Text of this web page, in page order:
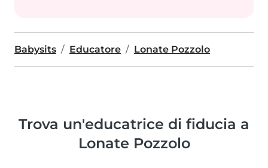
Babysits Educatore Lonate Pozzolo
Trova un'educatrice di fiducia a
Lonate Pozzolo